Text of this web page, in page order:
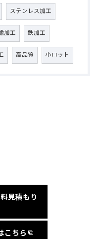
ステンレス加工
加工 鉄加工
高品質 小ロット
見積もり
こちら